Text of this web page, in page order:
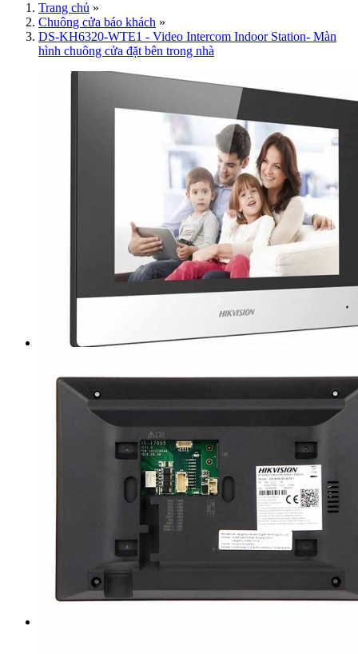
Trang chủ »
Chuông cửa báo khách »
DS-KH6320-WTE1 - Video Intercom Indoor Station- Màn
hình chuông cửa đặt bên trong nhà